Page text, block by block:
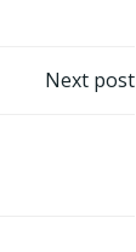
Next post